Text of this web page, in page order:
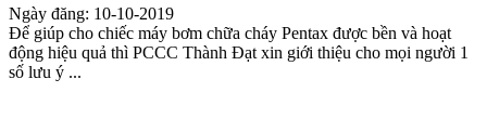
Ngày đăng: 10-10-2019
Để giúp cho chiếc máy bơm chữa cháy Pentax được bền và hoạt
động hiệu quả thì PCCC Thành Đạt xin giới thiệu cho mọi người 1
số lưu ý ...